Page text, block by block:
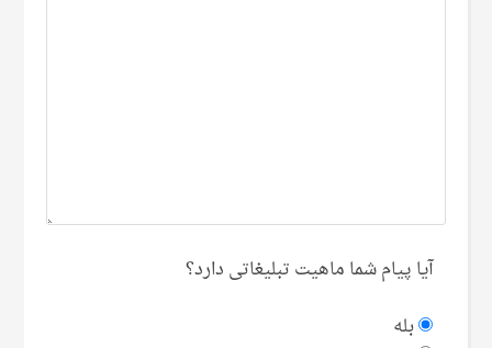
آیا پیام شما ماهیت تبلیغاتی دارد؟
بله